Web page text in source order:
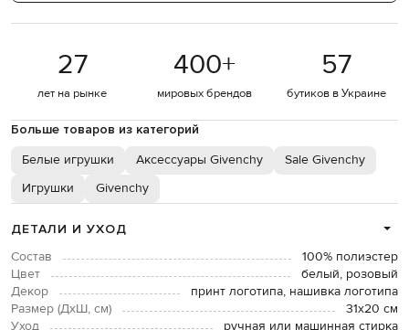
27
лет на рынке
400+
мировых брендов
57
бутиков в Украине
Больше товаров из категорий
Белые игрушки Аксессуары Givenchy
Sale Givenchy
Игрушки
Givenchy
ДЕТАЛИ И УХОД
Состав
100% полиэстер
Цвет
белый, розовый
Декор
принт логотипа, нашивка логотипа
Размер (ДхШ, см)
31х20 см